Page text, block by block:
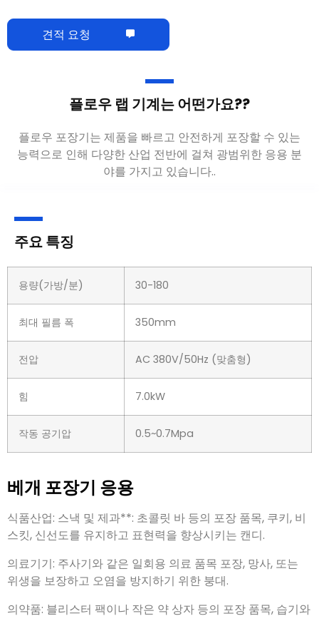
견적 요청
플로우 랩 기계는 어떤가요??
플로우 포장기는 제품을 빠르고 안전하게 포장할 수 있는
능력으로 인해 다양한 산업 전반에 걸쳐 광범위한 응용 분
야를 가지고 있습니다..
주요 특징
용량(가방/분) 30-180
최대 필름 폭 350mm
전압 AC 380V/50Hz (맞춤형)
힘 7.0kW
작동 공기압 0.5~0.7Mpa
베개 포장기 응용
식품산업: 스낵 및 제과**: 초콜릿 바 등의 포장 품목, 쿠키, 비
스킷, 신선도를 유지하고 표현력을 향상시키는 캔디.
의료기기: 주사기와 같은 일회용 의료 품목 포장, 망사, 또는
위생을 보장하고 오염을 방지하기 위한 붕대.
의약품: 블리스터 팩이나 작은 약 상자 등의 포장 품목, 습기와